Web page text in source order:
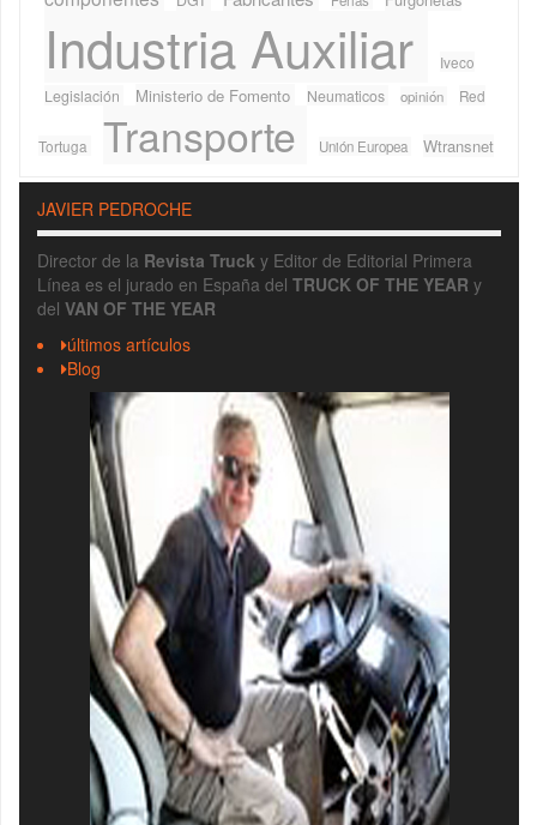
Industria Auxiliar
Iveco
Legislación
Ministerio de Fomento Neumaticos opinión Red
Tortuga Transporte Unión Europea Wtransnet
JAVIER PEDROCHE
Director de la Revista Truck y Editor de Editorial Primera
Línea es el jurado en España del TRUCK OF THE YEAR y
del VAN OF THE YEAR
últimos artículos
Blog